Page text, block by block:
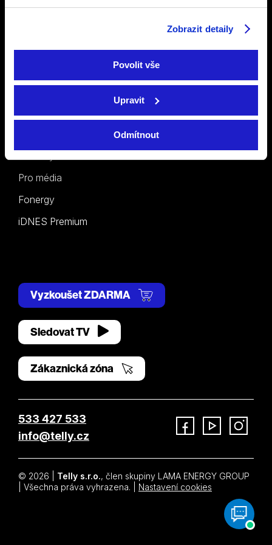
Zobrazit detaily
Povolit vše
Upravit
Odmítnout
(moje.telly.cz)
přístupnosti
Pro média
Fonergy
iDNES Premium
Vyzkoušet ZDARMA
Sledovat TV
Zákaznická zóna
533 427 533
info@telly.cz
© 2026 | Telly s.r.o., člen skupiny LAMA ENERGY GROUP
| Všechna práva vyhrazena. | Nastavení cookies